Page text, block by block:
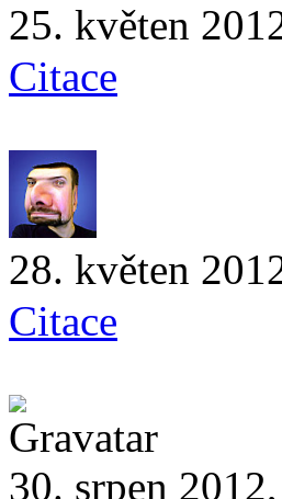
25. květen
Citace
28. květen
Citace
30. srpen